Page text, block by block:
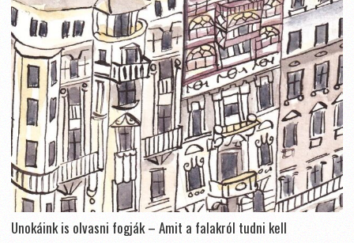
Unokáink is olvasni fogják – Amit a falakról tudni kell